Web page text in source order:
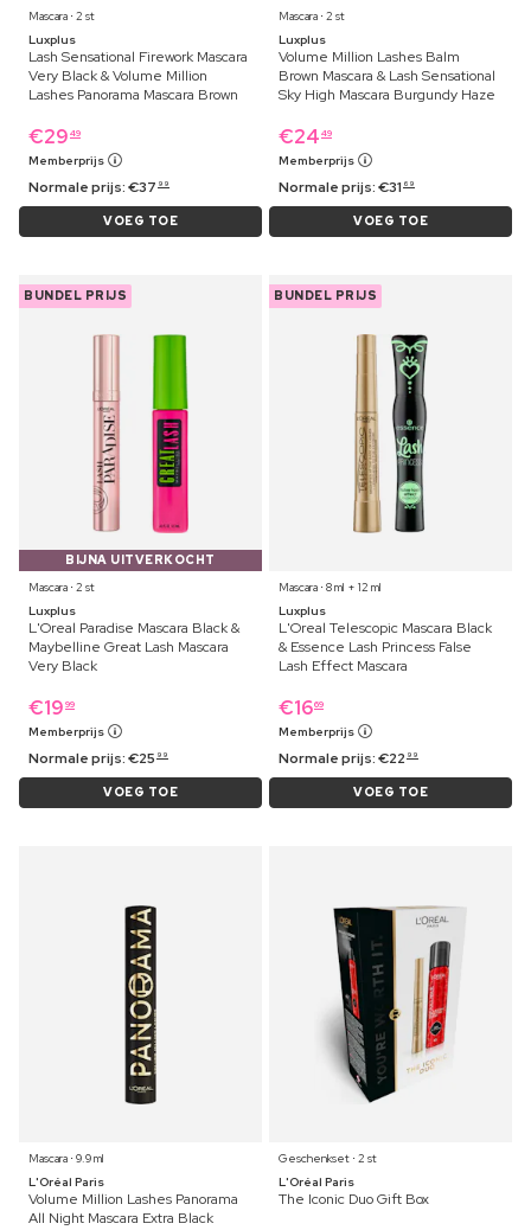
Mascara ⋅ 2 st
Luxplus
Lash Sensational Firework Mascara
Very Black & Volume Million
Lashes Panorama Mascara Brown
€29 49
Memberprijs
Normale prijs:€37 99
VOEG TOE
Mascara ⋅ 2 st
Luxplus
Volume Million Lashes Balm
Brown Mascara & Lash Sensational
Sky High Mascara Burgundy Haze
€24 49
Memberprijs
Normale prijs:€31 69
VOEG TOE
BUNDEL PRIJS
BIJNA UITVERKOCHT
Mascara ⋅ 2 st
Luxplus
L'Oreal Paradise Mascara Black &
Maybelline Great Lash Mascara
Very Black
€19 99
Memberprijs
Normale prijs:€25 99
VOEG TOE
BUNDEL PRIJS
Mascara ⋅ 8 ml + 12 ml
Luxplus
L'Oreal Telescopic Mascara Black
& Essence Lash Princess False
Lash Effect Mascara
€1669
Memberprijs
Normale prijs:€22 99
VOEG TOE
Mascara ⋅ 9.9 ml
L'Oréal Paris
Volume Million Lashes Panorama
All Night Mascara Extra Black
Geschenkset ⋅ 2 st
L'Oréal Paris
The Iconic Duo Gift Box